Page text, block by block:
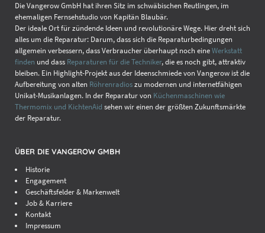
Die Vangerow GmbH hat ihren Sitz im schwäbischen Reutlingen, im
ehemaligen Fernsehstudio von Kapitän Blaubär.
Der ideale Ort für zündende Ideen und revolutionäre Wege. Hier dreht sich
alles um die Reparatur: Darum, dass sich die Reparaturbedingungen
allgemein verbessern, dass Verbraucher überhaupt noch eineWerkstatt
finden und dass Reparaturen für die Techniker, die es noch gibt, attraktiv
bleiben. Ein Highlight-Projekt aus der Ideenschmiede von Vangerow ist die
Aufbereitung von alten Röhrenradioszu modernen und internetfähigen
Unikat-Musikanlagen. In der Reparatur von Küchenmaschinen wie
Thermomix und KichtenAid sehen wir einen der größten Zukunftsmärkte
der Reparatur.
ÜBER DIE VANGEROW GMBH
Historie
Engagement
Geschäftsfelder & Markenwelt
Job & Karriere
Kontakt
Impressum